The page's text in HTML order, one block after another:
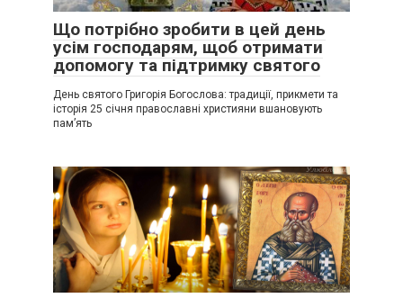
Що потрібно зробити в цей день
усім господарям, щоб отримати
допомогу та підтримку святого
День святого Григорія Богослова: традиції, прикмети та
історія 25 січня православні християни вшановують
пам’ять